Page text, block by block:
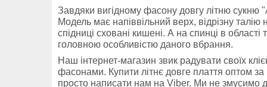
Завдяки вигідному фасону довгу літню сукню
Модель має напіввільний верх, відрізну
спідниці сховані кишені. А на спинці в
головною особливістю даного вбрання.
Наш інтернет-магазин звик радувати своїх
фасонами. Купити літнє довге плаття оптом
просто написати нам на Viber. Ми не змусимо